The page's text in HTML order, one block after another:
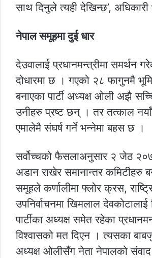
साथ दिनुले त्यही देखिन्छ’,
नेपाल समूहमा दुई धार
देउवालाई प्रधानमन्त्रीमा समर्थन
दोधारमा छ । गएको २८ फागुनमै
बनाएका पार्टी अध्यक्ष ओली अझै
उनीहरु प्रष्ट छन् । तर तत्काल नयाँ
एमालेमै संघर्ष गर्ने भन्नेमा बहस छ ।
सर्वोच्चको फैसलाअनुसार २ जेठ
अडान राखेर समानान्तर कमिटीहरु
समूहले कर्णालीमा फ्लोर क्रस,
उपनिर्वाचनमा खिमलाल
पार्टीका अध्यक्ष समेत रहेका
विश्वासको मत दिएन । त्यसका
अध्यक्ष ओलीसँग नेता नेपालको